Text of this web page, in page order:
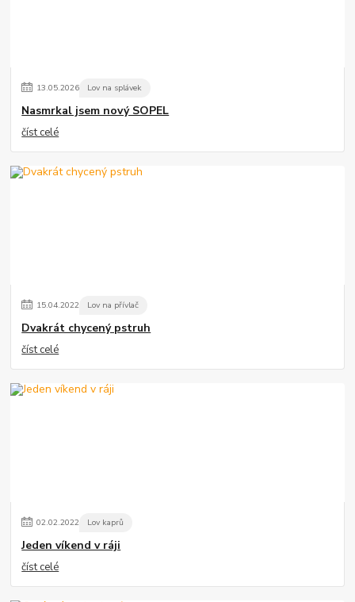
13.05.2026 Lov na splávek
Nasmrkal jsem nový SOPEL
číst celé
15.04.2022 Lov na přívlač
Dvakrát chycený pstruh
číst celé
02.02.2022 Lov kaprů
Jeden víkend v ráji
číst celé